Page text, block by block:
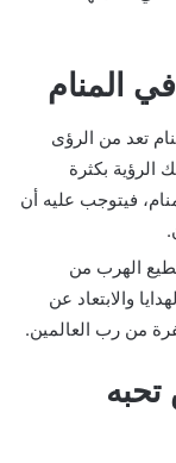
المنام
تعد من الرؤى
الرؤية بكثرة
فيتوجب عليه أن
الهرب من
والابتعاد عن
من رب العالمين.